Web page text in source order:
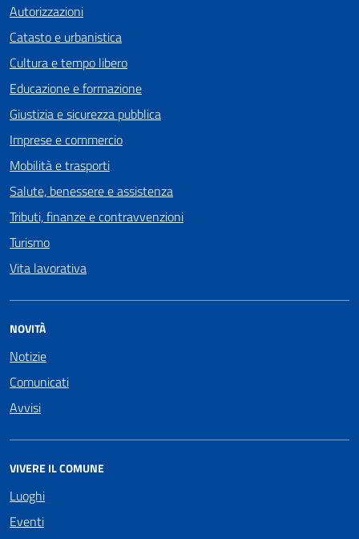
Autorizzazioni
Catasto e urbanistica
Cultura e tempo libero
Educazione e formazione
Giustizia e sicurezza pubblica
Imprese e commercio
Mobilità e trasporti
Salute, benessere e assistenza
Tributi, finanze e contravvenzioni
Turismo
Vita lavorativa
NOVITÀ
Notizie
Comunicati
Avvisi
VIVERE IL COMUNE
Luoghi
Eventi